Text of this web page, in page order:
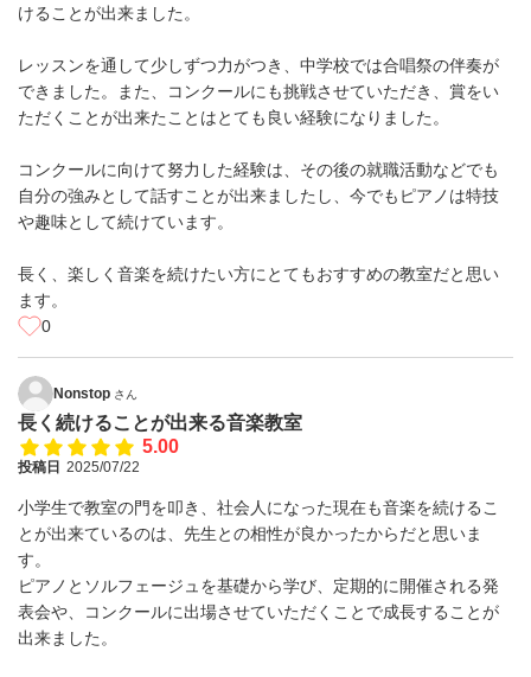
けることが出来ました。
レッスンを通して少しずつ力がつき、中学校では合唱祭の伴奏が
できました。また、コンクールにも挑戦させていただき、賞をい
ただくことが出来たことはとても良い経験になりました。
コンクールに向けて努力した経験は、その後の就職活動などでも
自分の強みとして話すことが出来ましたし、今でもピアノは特技
や趣味として続けています。
長く、楽しく音楽を続けたい方にとてもおすすめの教室だと思い
ます。
0
Nonstop さん
長く続けることが出来る音楽教室
5.00
投稿日 2025/07/22
小学生で教室の門を叩き、社会人になった現在も音楽を続けるこ
とが出来ているのは、先生との相性が良かったからだと思いま
す。
ピアノとソルフェージュを基礎から学び、定期的に開催される発
表会や、コンクールに出場させていただくことで成長することが
出来ました。